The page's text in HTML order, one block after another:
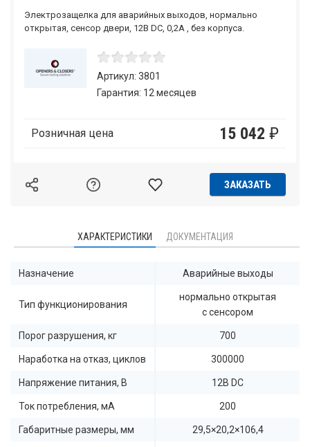
Электрозащелка для аварийных выходов, нормально
открытая, сенсор двери, 12В DC, 0,2А , без корпуса.
Артикул: 3801
Гарантия: 12 месяцев
Розничная цена 15 042 ₽
ЗАКАЗАТЬ
ХАРАКТЕРИСТИКИ ДОКУМЕНТАЦИЯ
Назначение Аварийные выходы
Тип функционирования
нормально открытая
с сенсором
Порог разрушения, кг 700
Наработка на отказ, циклов 300000
Напряжение питания, В 12В DC
Ток потребления, мА 200
Габаритные размеры, мм 29,5×20,2×106,4